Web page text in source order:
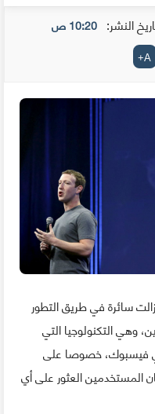
النشر: 10:20 ص
A
+
سائرة في طريق التطور
وهي التكنولوجيا التي
فيسبوك، خصوصا على
العثور على أي